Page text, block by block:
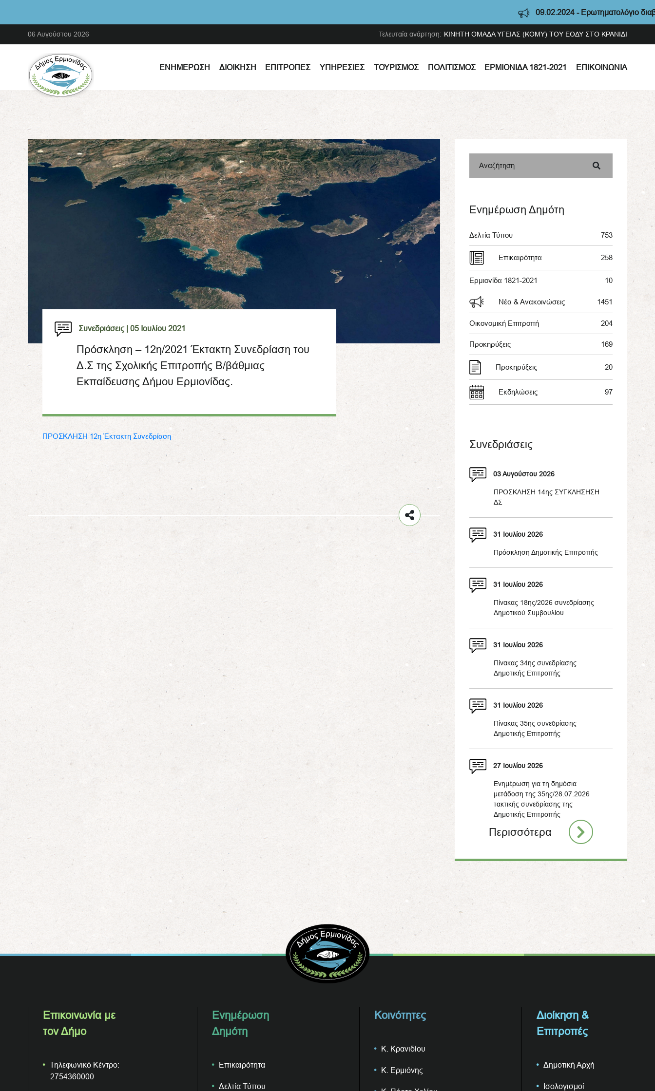
09.02.2024 - Ερωτηματολόγιο
06 Αυγούστου 2026 Τελευταία ανάρτηση: ΚΙΝΗΤΗ ΟΜΑΔΑ ΥΓΕΙΑΣ (ΚΟΜΥ) ΤΟΥ ΕΟΔΥ ΣΤΟ ΚΡΑΝΙΔΙ
ΕΝΗΜΈΡΩΣΗ ΔΙΟΊΚΗΣΗ ΕΠΙΤΡΟΠΈΣ ΥΠΗΡΕΣΊΕΣ ΤΟΥΡΙΣΜΌΣ ΠΟΛΙΤΙΣΜΌΣ ΕΡΜΙΟΝΊΔΑ 1821-2021 ΕΠΙΚΟΙΝΩΝΊΑ
Συνεδριάσεις | 05 Ιουλίου 2021
Πρόσκληση – 12η/2021 Έκτακτη Συνεδρίαση του
Δ.Σ της Σχολικής Επιτροπής Β/βάθμιας
Εκπαίδευσης Δήμου Ερμιονίδας.
ΠΡΟΣΚΛΗΣΗ 12η Έκτακτη Συνεδρίαση
Αναζήτηση
Ενημέρωση Δημότη
Δελτία Τύπου 753
Επικαιρότητα 258
Ερμιονίδα 1821-2021 10
Νέα & Ανακοινώσεις 1451
Οικονομική Επιτροπή 204
Προκηρύξεις 169
Προκηρύξεις 20
Εκδηλώσεις 97
Συνεδριάσεις
03 Αυγούστου 2026
ΠΡΟΣΚΛΗΣΗ 14ης ΣΥΓΚΛΗΣΗΣΗ
ΔΣ
31 Ιουλίου 2026
Πρόσκληση Δημοτικής Επιτροπής
31 Ιουλίου 2026
Πίνακας 18ης/2026 συνεδρίασης
Δημοτικού Συμβουλίου
31 Ιουλίου 2026
Πίνακας 34ης συνεδρίασης
Δημοτικής Επιτροπής
31 Ιουλίου 2026
Πίνακας 35ης συνεδρίασης
Δημοτικής Επιτροπής
27 Ιουλίου 2026
Ενημέρωση για τη δημόσια
μετάδοση της 35ης/28.07.2026
τακτικής συνεδρίασης της
Δημοτικής Επιτροπής
Περισσότερα
Επικοινωνία με
τον Δήμο
Τηλεφωνικό Κέντρο:
2754360000
Ενημέρωση
Δημότη
Επικαιρότητα
Δελτία Τύπου
Κοινότητες
Κ. Κρανιδίου
Κ. Ερμιόνης
Διοίκηση &
Επιτροπές
Δημοτική Αρχή
Ισολογισμοί